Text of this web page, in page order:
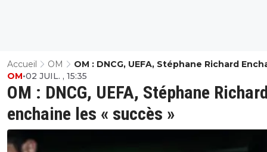
Accueil OM
OM : DNCG, UEFA, Stéphane Richard
Les « Succès »
OM : DNCG, UEFA, Stéphane
enchaine les « succès »
OM•02 JUIL. , 15:35